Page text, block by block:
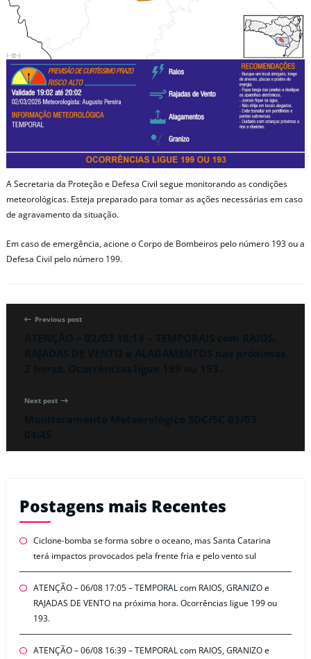
A Secretaria da Proteção e Defesa Civil segue monitorando as condições
meteorológicas. Esteja preparado para tomar as ações necessárias em caso
de agravamento da situação.
Em caso de emergência, acione o Corpo de Bombeiros pelo número 193 ou a
Defesa Civil pelo número 199.
Previous post
Next post
Postagens mais Recentes
Ciclone-bomba se forma sobre o oceano, mas Santa Catarina
terá impactos provocados pela frente fria e pelo vento sul
ATENÇÃO – 06/08 17:05 – TEMPORAL com RAIOS, GRANIZO e
RAJADAS DE VENTO na próxima hora. Ocorrências ligue 199 ou
193.
ATENÇÃO – 06/08 16:39 – TEMPORAL com RAIOS, GRANIZO e